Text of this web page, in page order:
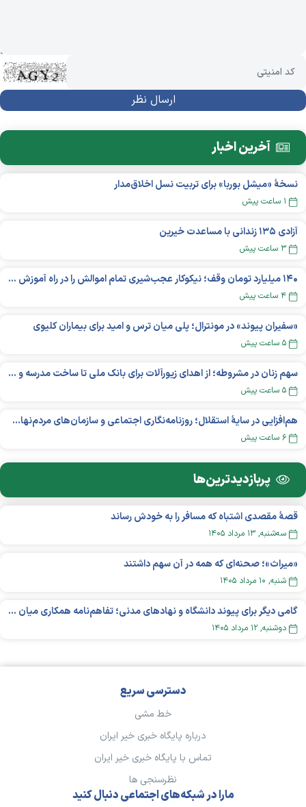
آخرین اخبار
نسخهٔ «میشل بوربا» برای تربیت نسل اخلاق‌مدار
۱ ساعت پیش
آزادی ۱۳۵ زندانی با مساعدت خیرین
۳ ساعت پیش
۱۴۰ میلیارد تومان وقف؛ نیکوکار عجب‌شیری تمام اموالش را در راه آموزش بخشید
۴ ساعت پیش
«سفیران پیوند» در مونترال؛ پلی میان ترس و امید برای بیماران کلیوی
۵ ساعت پیش
سهم زنان در مشروطه؛ از اهدای زیورآلات برای بانک ملی تا ساخت مدرسه و یتیم‌خانه
۵ ساعت پیش
هم‌افزایی در سایهٔ استقلال؛ روزنامه‌نگاری اجتماعی و سازمان‌های مردم‌نهاد در اکوسیستم بین‌المللی غیردولتی‌ها
۶ ساعت پیش
پربازدید‌ترین‌ها
قصهٔ مقصدی اشتباه که مسافر را به خودش رساند
سه‌شنبه, ۱۳ مرداد ۱۴۰۵
«میراث»؛ صحنه‌ای که همه در آن سهم داشتند
شنبه, ۱۰ مرداد ۱۴۰۵
گامی دیگر برای پیوند دانشگاه و نهادهای مدنی؛ تفاهم‌نامه همکاری میان «شبکه ملی» و «دانشگاه هنر ایران» منعقد شد
دوشنبه, ۱۲ مرداد ۱۴۰۵
دسترسی سریع
خط مشی
درباره پایگاه خبری خیر ایران
تماس با پایگاه خبری خیر ایران
نظرسنجی ها
مارا در شبکه‌های اجتماعی دنبال کنید